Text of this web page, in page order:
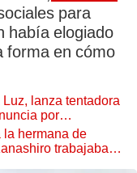
para
había elogiado
forma en cómo
lanza tentadora
por
la hermana de
trabajaba: